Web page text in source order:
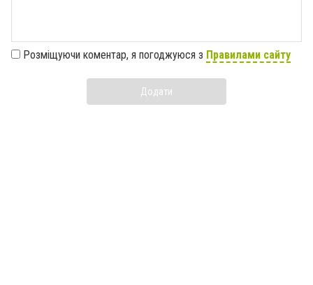
Розміщуючи коментар, я погоджуюся з Правилами сайту
Додати